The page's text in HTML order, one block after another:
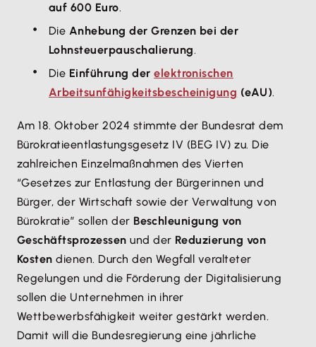
auf 600 Euro.
Die Anhebung der Grenzen bei der
Lohnsteuerpauschalierung.
Die Einführung derelektronischen
Arbeitsunfähigkeitsbescheinigung (eAU).
Am 18. Oktober 2024 stimmte der Bundesrat dem
Bürokratieentlastungsgesetz IV (BEG IV) zu. Die
zahlreichen Einzelmaßnahmen des Vierten
“Gesetzes zur Entlastung der Bürgerinnen und
Bürger, der Wirtschaft sowie der Verwaltung von
Bürokratie” sollen der Beschleunigung von
Geschäftsprozessen und der Reduzierung von
Kostendienen. Durch den Wegfall veralteter
Regelungen und die Förderung der Digitalisierung
sollen die Unternehmen in ihrer
Wettbewerbsfähigkeit weiter gestärkt werden.
Damit will die Bundesregierung eine jährliche